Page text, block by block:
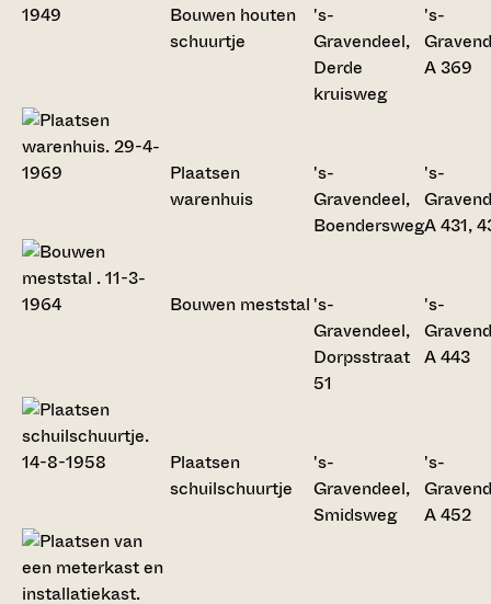
Bouwen houten
schuurtje
's-
Gravendeel,
Derde
kruisweg
's-
A 369
Plaatsen
warenhuis
's-
Gravendeel,
Boendersweg
's-
A 431,
Bouwen meststal 's-
Gravendeel,
Dorpsstraat
51
's-
A 443
Plaatsen
schuilschuurtje
's-
Gravendeel,
Smidsweg
's-
A 452